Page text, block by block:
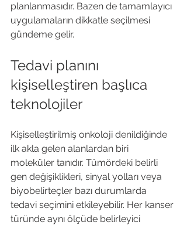
planlanmasıdır. Bazen de tamamlayıcı
uygulamaların dikkatle seçilmesi
gündeme gelir.
Tedavi planını
kişiselleştiren başlıca
teknolojiler
Kişiselleştirilmiş onkoloji denildiğinde
ilk akla gelen alanlardan biri
moleküler tanıdır. Tümördeki belirli
gen değişiklikleri, sinyal yolları veya
biyobelirteçler bazı durumlarda
tedavi seçimini etkileyebilir. Her kanser
türünde aynı ölçüde belirleyici